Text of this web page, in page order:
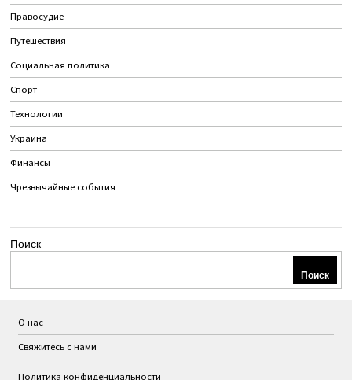
Правосудие
Путешествия
Социальная политика
Спорт
Технологии
Украина
Финансы
Чрезвычайные события
Поиск
Поиск
О нас
Свяжитесь с нами
Политика конфиденциальности